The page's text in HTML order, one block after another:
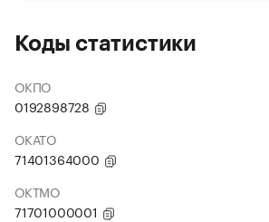
Коды статистики
ОКПО
0192898728
ОКАТО
71401364000
ОКТМО
71701000001